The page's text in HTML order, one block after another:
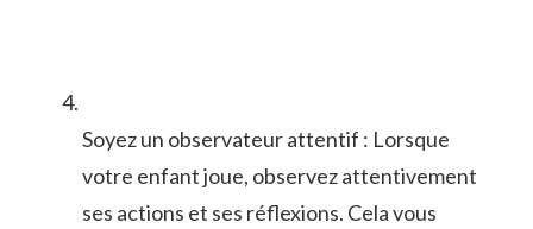
Soyez​ un observateur attentif : Lorsque‍
votre ​enfant joue, observez​ attentivement
‌ses actions et ses réflexions. Cela vous